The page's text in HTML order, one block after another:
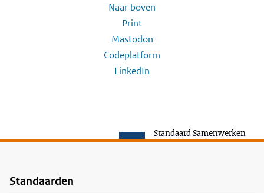
Naar boven
Print
Mastodon
Codeplatform
LinkedIn
Standaard Samenwerken
Voet
Standaarden